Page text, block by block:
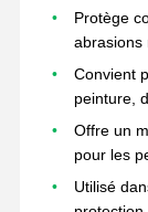
Ruban
Tape en
Ruban
Protège
abrasions
Convient
peinture,
Offre un
pour les
Utilisé